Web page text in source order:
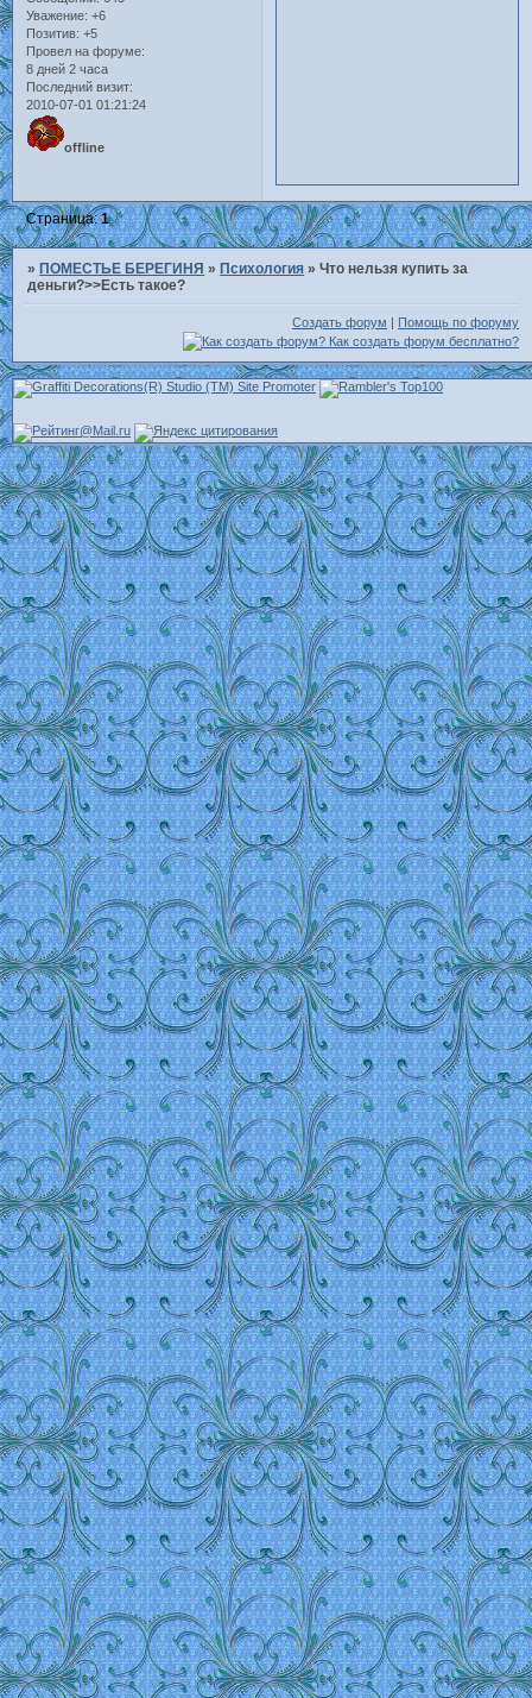
Уважение: +6
Позитив: +5
Провел на форуме:
8 дней 2 часа
Последний визит:
2010-07-01 01:21:24
offline
Страница:1
» ПОМЕСТЬЕ БЕРЕГИНЯ » Психология »Что нельзя купить за
деньги?>>Есть такое?
Создать форум Помощь по форуму